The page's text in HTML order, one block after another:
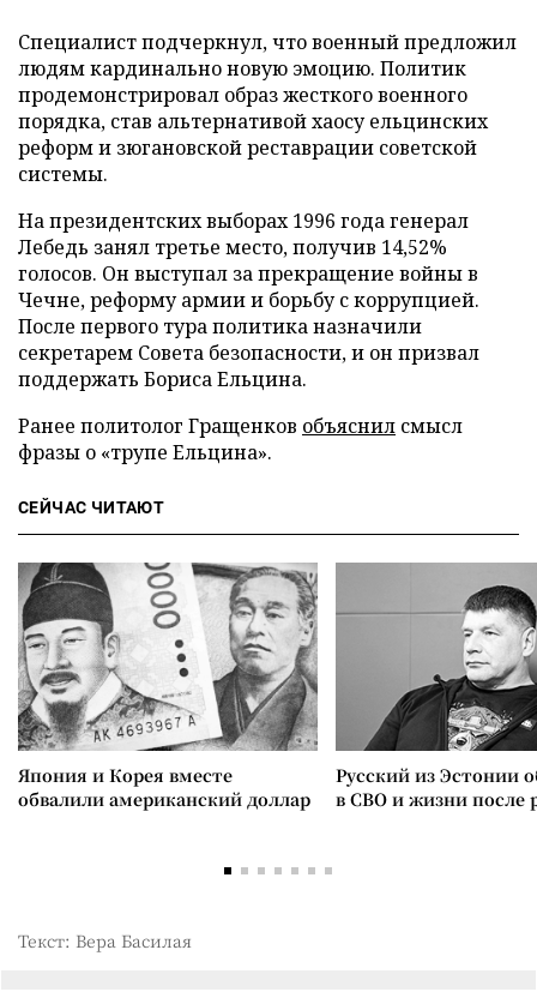
Специалист подчеркнул, что военный предложил
людям кардинально новую эмоцию. Политик
продемонстрировал образ жесткого военного
порядка, став альтернативой хаосу ельцинских
реформ и зюгановской реставрации советской
системы.
На президентских выборах 1996 года генерал
Лебедь занял третье место, получив 14,52%
голосов. Он выступал за прекращение войны в
Чечне, реформу армии и борьбу с коррупцией.
После первого тура политика назначили
секретарем Совета безопасности, и он призвал
поддержать Бориса Ельцина.
Ранее политолог Гращенков объяснил смысл
фразы о «трупе Ельцина».
СЕЙЧАС ЧИТАЮТ
Япония и Корея вместе
обвалили американский доллар
Русский из Эстонии
в СВО и жизни после
Текст: Вера Басилая